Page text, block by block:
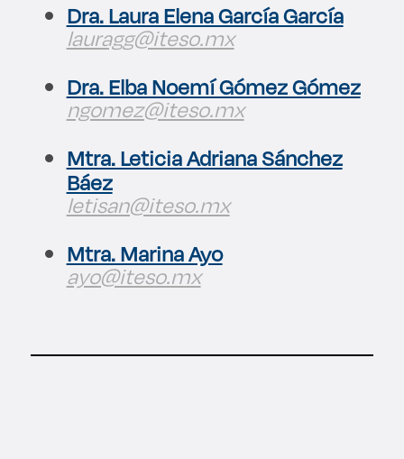
Derecho
Lo más buscado
Derecho
Dra. Laura Elena García García
lauragg@iteso.mx
Dra. Elba Noemí Gómez Gómez
ngomez@iteso.mx
Mtra. Leticia Adriana Sánchez
Báez
letisan@iteso.mx
Mtra. Marina Ayo
ayo@iteso.mx